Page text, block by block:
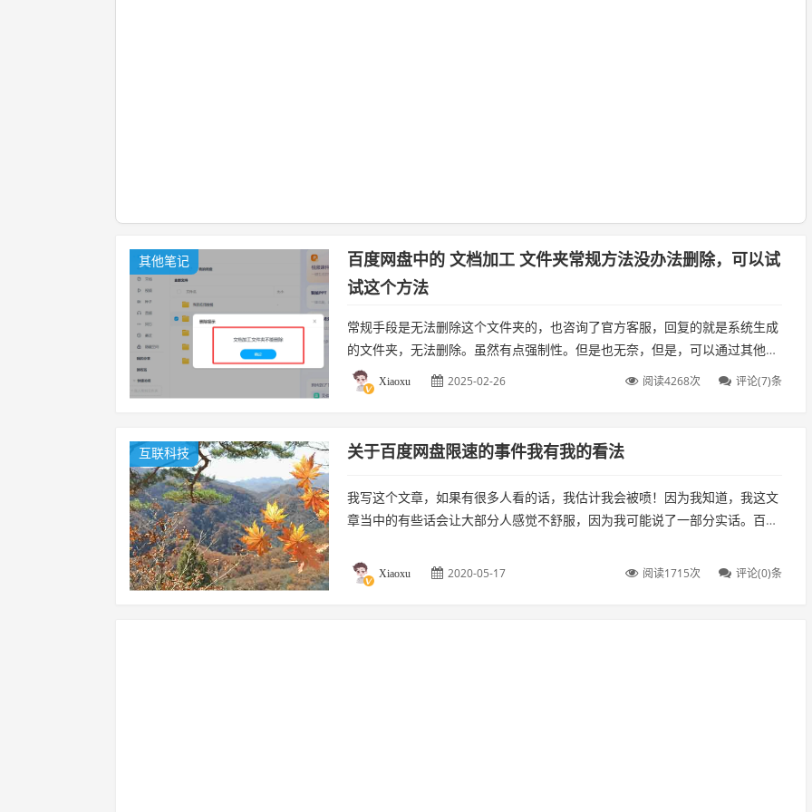
其他笔记
百度网盘中的 文档加工 文件夹常规方法没办法删除，可以试
试这个方法
常规手段是无法删除这个文件夹的，也咨询了官方客服，回复的就是系统生成
的文件夹，无法删除。虽然有点强制性。但是也无奈，但是，可以通过其他方
式删除这个文件夹。我们看到这个文件夹是无法删除的，下面跟着我的步骤来
操作一下吧。...
Xiaoxu 2025-02-26 评论(7)条
阅读4268次
互联科技 关于百度网盘限速的事件我有我的看法
我写这个文章，如果有很多人看的话，我估计我会被喷！因为我知道，我这文
章当中的有些话会让大部分人感觉不舒服，因为我可能说了一部分实话。百度
Xiaoxu 2020-05-17 评论(0)条
阅读1715次